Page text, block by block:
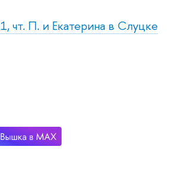
чт. П. и Екатерина в Слуцке